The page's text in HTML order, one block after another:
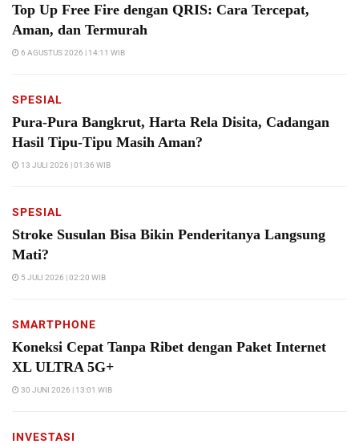
Top Up Free Fire dengan QRIS: Cara Tercepat,
Aman, dan Termurah
6 AGUSTUS 2026 | 14:11 WIB
SPESIAL
Pura-Pura Bangkrut, Harta Rela Disita, Cadangan
Hasil Tipu-Tipu Masih Aman?
13 JULI 2026 | 01:36 WIB
SPESIAL
Stroke Susulan Bisa Bikin Penderitanya Langsung
Mati?
5 JULI 2026 | 02:20 WIB
SMARTPHONE
Koneksi Cepat Tanpa Ribet dengan Paket Internet
XL ULTRA 5G+
30 JUNI 2026 | 13:01 WIB
INVESTASI